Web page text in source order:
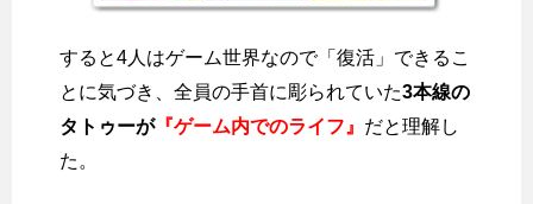
すると4人はゲーム世界なので「復活」できるこ
とに気づき、全員の手首に彫られていた3本線の
タトゥーが『ゲーム内でのライフ』 だと理解し
た。